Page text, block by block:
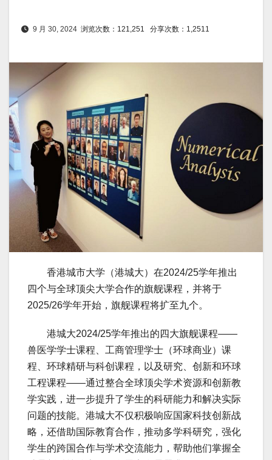
9 月 30, 2024 浏览次数：121,251 分享次数：1,2511
香港城市大学（港城大）在2024/25学年推出
四个与全球顶尖大学合作的旗舰课程，并将于
2025/26学年开始，旗舰课程将扩至九个。
港城大2024/25学年推出的四大旗舰课程——
兽医学学士课程、工商管理学士（环球商业）课
程、环球精研与科创课程，以及研究、创新和环球
工程课程——通过整合全球顶尖学术资源和创新教
学实践，进一步提升了学生的科研能力和解决实际
问题的技能。港城大不仅积极响应国家科技创新战
略，还借助国际教育合作，推动多学科研究，强化
学生的跨国合作与学术交流能力，帮助他们掌握全